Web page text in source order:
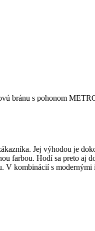
bránu s pohonom
Jej výhodou je
farbou. Hodí sa preto
V kombinácií s